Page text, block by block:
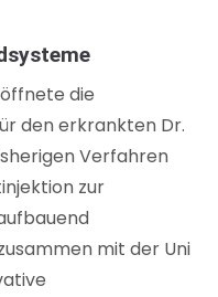
die
den erkrankten Dr.
Verfahren
zur
mit der Uni